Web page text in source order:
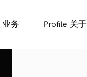
业务 Profile 关于